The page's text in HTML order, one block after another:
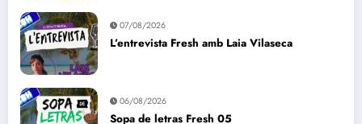
07/08/2026
L’entrevista Fresh amb Laia Vilaseca
06/08/2026
Sopa de letras Fresh 05